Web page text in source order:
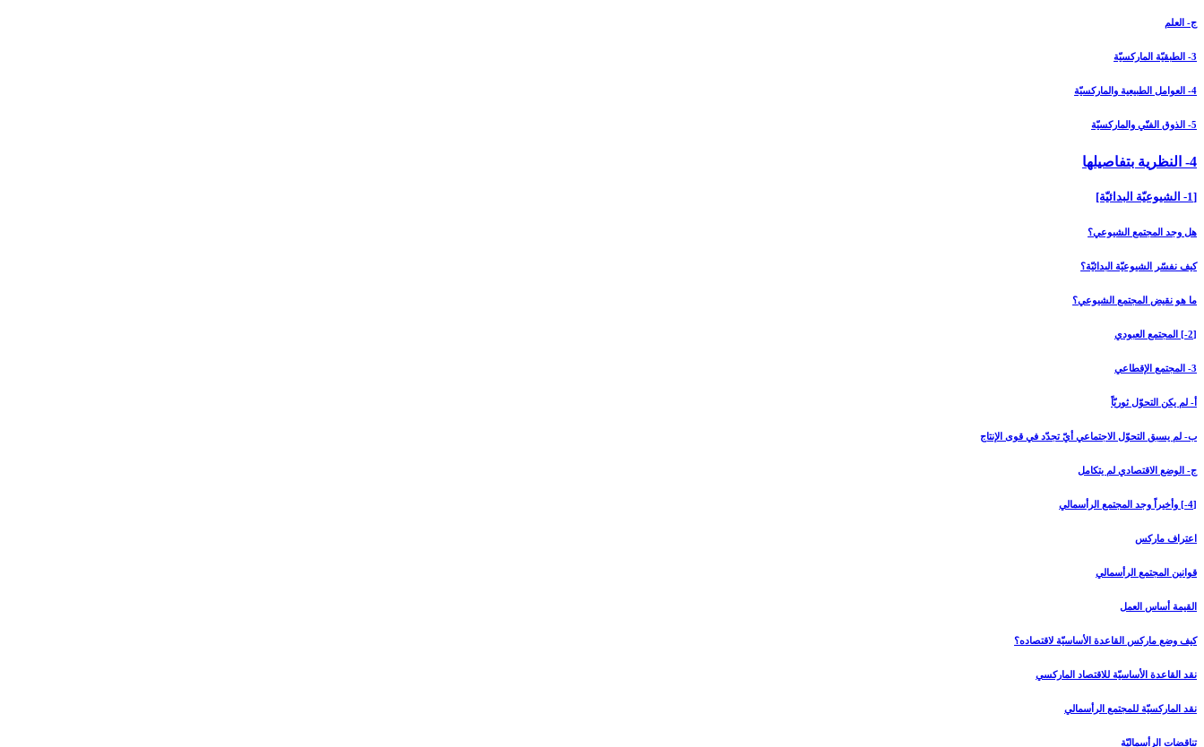
ج- العلم
3- الطبقيّة الماركسيّة
4- العوامل الطبيعية والماركسيّة
5- الذوق الفنّي والماركسيّة
4- النظرية بتفاصيلها
[1- الشيوعيّة البدائيّة]
هل وجد المجتمع الشيوعي؟
كيف نفسّر الشيوعيّة البدائيّة؟
ما هو نقيض المجتمع الشيوعي؟
[2-] المجتمع العبودي‏
3- المجتمع الإقطاعي‏
أ- لم يكن التحوّل ثوريّاً
ب- لم يسبق التحوّل الاجتماعي أيّ تجدّد في قوى الإنتاج
ج- الوضع الاقتصادي لم يتكامل
[4-] وأخيراً وجد المجتمع الرأسمالي‏
اعتراف ماركس
قوانين المجتمع الرأسمالي
القيمة أساس العمل
كيف وضع ماركس القاعدة الأساسيّة لاقتصاده؟
نقد القاعدة الأساسيّة للاقتصاد الماركسي
نقد الماركسيّة للمجتمع الرأسمالي
تناقضات الرأسماليّة